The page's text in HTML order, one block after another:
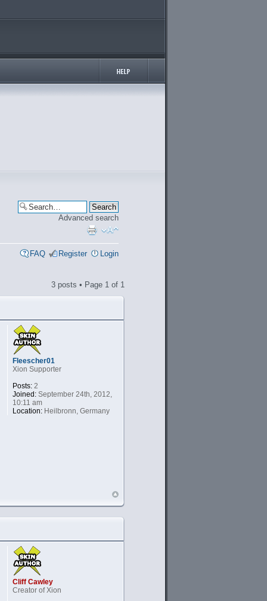
Advanced search
FAQ Register Login
3 posts • Page 1 of 1
Fleescher01
Xion Supporter
Posts:2
Joined:September 24th, 2012,
10:11 am
Location:Heilbronn, Germany
Cliff Cawley
Creator of Xion